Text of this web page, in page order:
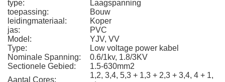
type:
Laagspanning
toepassing:
Bouw
leidingmateriaal:
Koper
jas:
PVC
Model:
YJV, VV
Type:
Low voltage power kabel
Nominale Spanning:
0.6/1kv, 1.8/3KV
Sectionele Gebied:
1.5-630mm2
Aantal Cores:
1,2, 3,4, 5,3 + 1,3 + 2,3 + 3,4, 4 + 1,